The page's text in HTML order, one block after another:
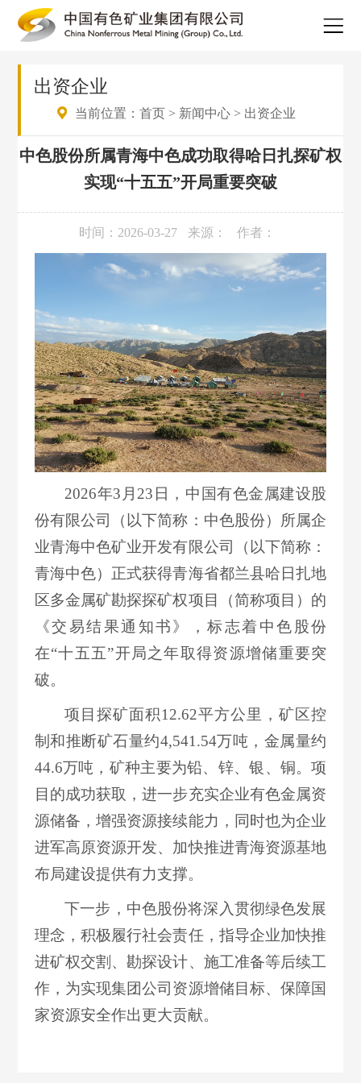
出资企业
当前位置：首页 > 新闻中心 > 出资企业
中色股份所属青海中色成功取得哈日扎探矿权
实现“十五五”开局重要突破
时间：2026-03-27 来源： 作者：
2026年3月23日，中国有色金属建设股
份有限公司（以下简称：中色股份）所属企
业青海中色矿业开发有限公司（以下简称：
青海中色）正式获得青海省都兰县哈日扎地
区多金属矿勘探探矿权项目（简称项目）的
《交易结果通知书》，标志着中色股份
在“十五五”开局之年取得资源增储重要突
破。
项目探矿面积12.62平方公里，矿区控
制和推断矿石量约4,541.54万吨，金属量约
44.6万吨，矿种主要为铅、锌、银、铜。项
目的成功获取，进一步充实企业有色金属资
源储备，增强资源接续能力，同时也为企业
进军高原资源开发、加快推进青海资源基地
布局建设提供有力支撑。
下一步，中色股份将深入贯彻绿色发展
理念，积极履行社会责任，指导企业加快推
进矿权交割、勘探设计、施工准备等后续工
作，为实现集团公司资源增储目标、保障国
家资源安全作出更大贡献。